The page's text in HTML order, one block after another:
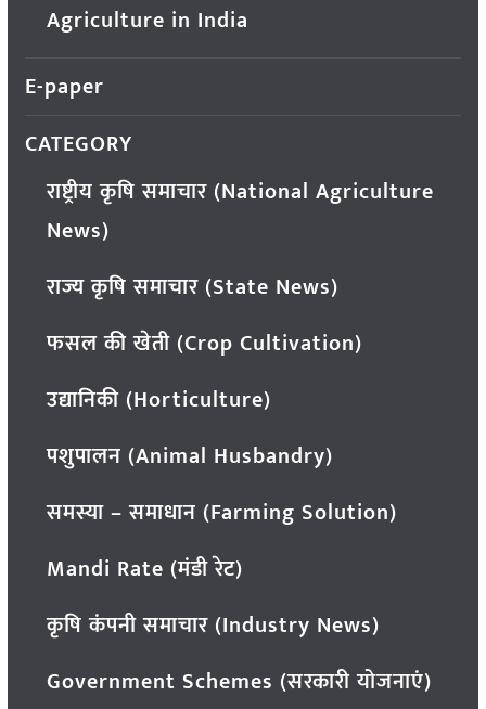
Agriculture in India
E-paper
CATEGORY
राष्ट्रीय कृषि समाचार (National Agriculture
News)
राज्य कृषि समाचार (State News)
फसल की खेती (Crop Cultivation)
उद्यानिकी (Horticulture)
पशुपालन (Animal Husbandry)
समस्या – समाधान (Farming Solution)
Mandi Rate (मंडी रेट)
कृषि कंपनी समाचार (Industry News)
Government Schemes (सरकारी योजनाएं)